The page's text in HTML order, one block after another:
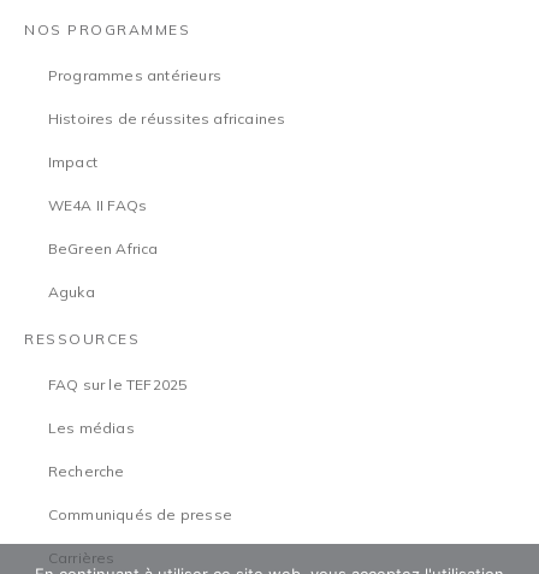
NOS PROGRAMMES
Programmes antérieurs
Histoires de réussites africaines
Impact
WE4A II FAQs
BeGreen Africa
Aguka
RESSOURCES
FAQ sur le TEF2025
Les médias
Recherche
Communiqués de presse
Carrières